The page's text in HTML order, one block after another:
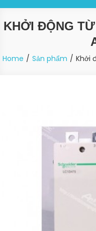
KHỞI ĐỘNG
Home Sản phẩm Khởi